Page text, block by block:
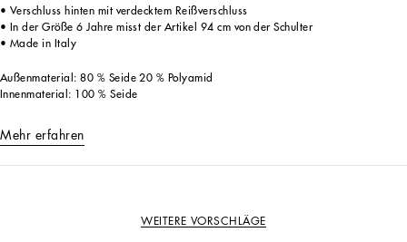
• Verschluss hinten mit verdecktem Reißverschluss
• In der Größe 6 Jahre misst der Artikel 94 cm von der Schulter
• Made in Italy
Außenmaterial: 80 % Seide 20 % Polyamid
Innenmaterial: 100 % Seide
Mehr erfahren
WEITERE VORSCHLÄGE